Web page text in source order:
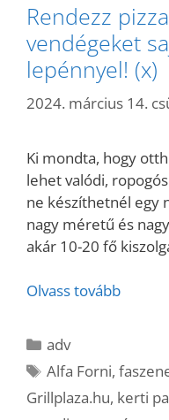
Rendezz
vendégeket
lepénnyel! (x)
2024. március 14.
Ki mondta, hogy
lehet valódi,
ne készíthetnél egy
nagy méretű és
akár 10-20 fő
Olvass tovább
Kategória
adv
Címkék
Alfa Forni,
Grillplaza.hu, kerti